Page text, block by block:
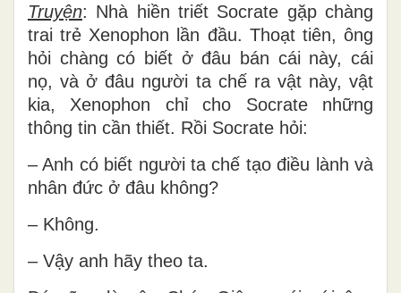
Truyện: Nhà hiền triết Socrate gặp chàng
trai trẻ Xenophon lần đầu. Thoạt tiên, ông
hỏi chàng có biết ở đâu bán cái này, cái
nọ, và ở đâu người ta chế ra vật này, vật
kia, Xenophon chỉ cho Socrate những
thông tin cần thiết. Rồi Socrate hỏi:
– Anh có biết người ta chế tạo điều lành và
nhân đức ở đâu không?
– Không.
– Vậy anh hãy theo ta.